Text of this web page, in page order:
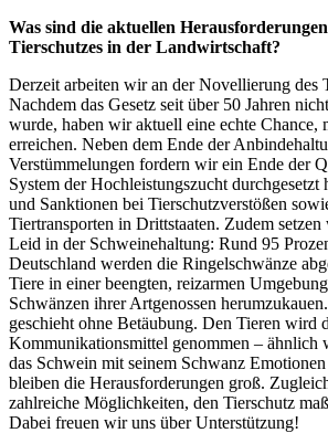
Was sind die aktuellen
Tierschutzes in der Landwirtschaft?
Derzeit arbeiten wir an der Novellierung des
Nachdem das Gesetz seit über 50 Jahren
wurde, haben wir aktuell eine echte Chance,
erreichen. Neben dem Ende der
Verstümmelungen fordern wir ein Ende der
System der Hochleistungszucht
und Sanktionen bei Tierschutzverstößen
Tiertransporten in Drittstaaten. Zudem
Leid in der Schweinehaltung: Rund 95
Deutschland werden die Ringelschwänze
Tiere in einer beengten, reizarmen
Schwänzen ihrer Artgenossen
geschieht ohne Betäubung. Den Tieren wird
Kommunikationsmittel genommen – ähnlich
das Schwein mit seinem Schwanz Emotionen
bleiben die Herausforderungen groß.
zahlreiche Möglichkeiten, den Tierschutz
Dabei freuen wir uns über Unterstützung!